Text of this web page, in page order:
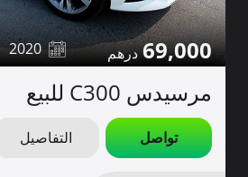
69,000
2020
مرسيدس C300 للبيع
تواصل التفاصيل